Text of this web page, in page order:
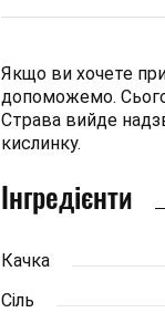
Якщо ви хочете
допоможемо.
Страва вийде
кислинку.
Інгредієнти
Качка
Сіль